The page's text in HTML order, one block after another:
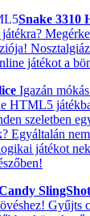
Snake 3310
játékot a
Igazán
HTML5
szeletben
Egyáltalán
játékot
SlingShot
Gyűjts